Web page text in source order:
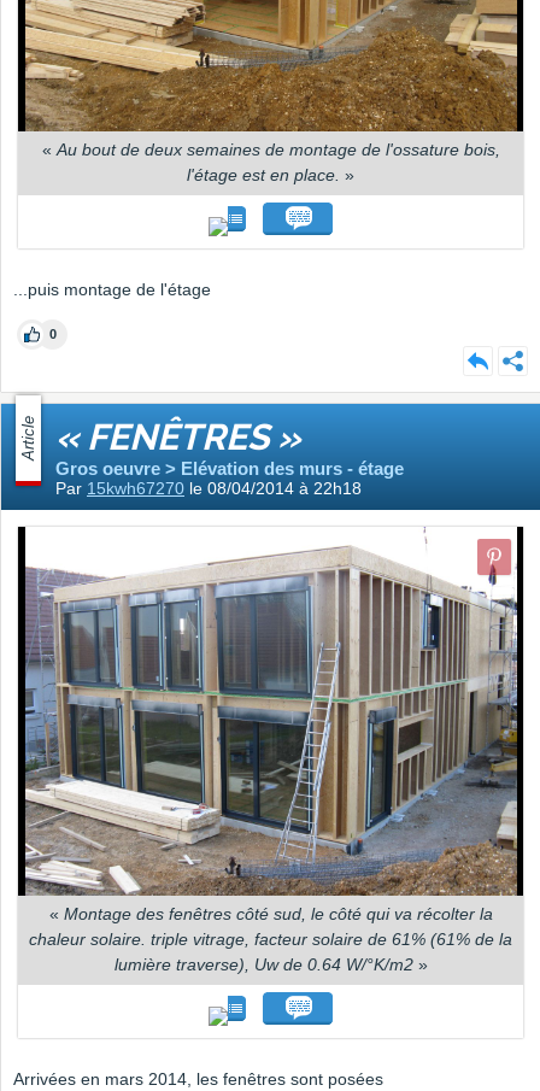
«Au bout de deux semaines de montage de l'ossature bois,
l'étage est en place. »
...puis montage de l'étage
0
Article « FENÊTRES »
Gros oeuvre > Elévation des murs - étage
Par 15kwh67270 le 08/04/2014 à 22h18
« Montage des fenêtres côté sud, le côté qui va récolter la
chaleur solaire. triple vitrage, facteur solaire de 61% (61% de la
lumière traverse), Uw de 0.64 W/°K/m2»
Arrivées en mars 2014, les fenêtres sont posées